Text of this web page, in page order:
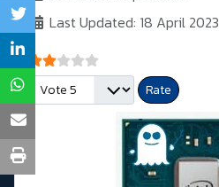
Last Updated: 18 April 2023
User Rating:
Please Rate